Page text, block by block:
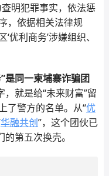
明犯罪事实，依法惩
，依据相关法律规
优利商务’涉嫌组织、
是同一柬埔寨诈骗团
，就是给“未来财富”留
了警方的名单。从“优
华融共创”，这个团伙已
第五次换壳。